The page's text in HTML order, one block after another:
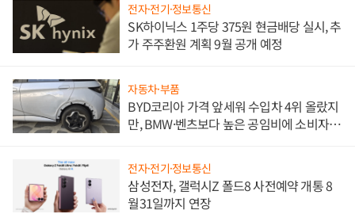
전자·전기·정보통신
SK하이닉스 1주당 375원 현금배당 실시, 추
가 주주환원 계획 9월 공개 예정
자동차·부품
BYD코리아 가격 앞세워 수입차 4위 올랐지
만, BMW·벤츠보다 높은 공임비에 소비자
전자·전기·정보통신
삼성전자, 갤럭시Z 폴드8 사전예약 개통 8
월31일까지 연장